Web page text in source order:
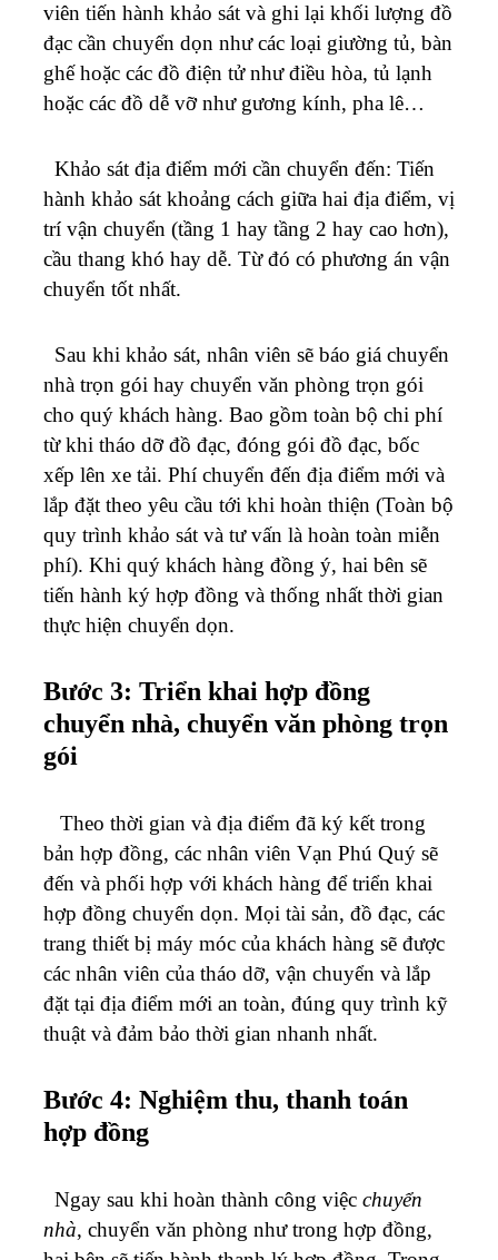
viên tiến hành khảo sát và ghi lại khối lượng đồ
đạc cần chuyển dọn như các loại giường tủ, bàn
ghế hoặc các đồ điện tử như điều hòa, tủ lạnh
hoặc các đồ dễ vỡ như gương kính, pha lê…
Khảo sát địa điểm mới cần chuyển đến: Tiến
hành khảo sát khoảng cách giữa hai địa điểm, vị
trí vận chuyển (tầng 1 hay tầng 2 hay cao hơn),
cầu thang khó hay dễ. Từ đó có phương án vận
chuyển tốt nhất.
Sau khi khảo sát, nhân viên sẽ báo giá chuyển
nhà trọn gói hay chuyển văn phòng trọn gói
cho quý khách hàng. Bao gồm toàn bộ chi phí
từ khi tháo dỡ đồ đạc, đóng gói đồ đạc, bốc
xếp lên xe tải. Phí chuyển đến địa điểm mới và
lắp đặt theo yêu cầu tới khi hoàn thiện (Toàn bộ
quy trình khảo sát và tư vấn là hoàn toàn miễn
phí). Khi quý khách hàng đồng ý, hai bên sẽ
tiến hành ký hợp đồng và thống nhất thời gian
thực hiện chuyển dọn.
Bước 3: Triển khai hợp đồng
chuyển nhà, chuyển văn phòng trọn
gói
Theo thời gian và địa điểm đã ký kết trong
bản hợp đồng, các nhân viên Vạn Phú Quý sẽ
đến và phối hợp với khách hàng để triển khai
hợp đồng chuyển dọn. Mọi tài sản, đồ đạc, các
trang thiết bị máy móc của khách hàng sẽ được
các nhân viên của tháo dỡ, vận chuyển và lắp
đặt tại địa điểm mới an toàn, đúng quy trình kỹ
thuật và đảm bảo thời gian nhanh nhất.
Bước 4: Nghiệm thu, thanh toán
hợp đồng
Ngay sau khi hoàn thành công việc chuyển
nhà, chuyển văn phòng như trong hợp đồng,